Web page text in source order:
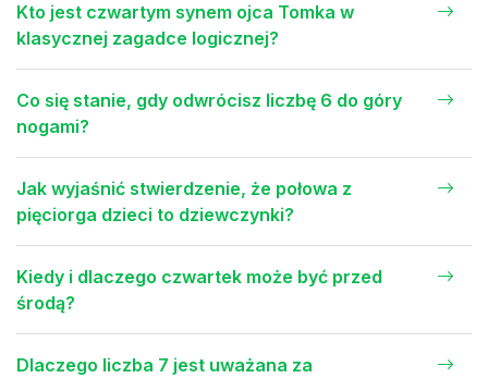
Kto jest czwartym synem ojca Tomka w
klasycznej zagadce logicznej?
Co się stanie, gdy odwrócisz liczbę 6 do góry
nogami?
Jak wyjaśnić stwierdzenie, że połowa z
pięciorga dzieci to dziewczynki?
Kiedy i dlaczego czwartek może być przed
środą?
Dlaczego liczba 7 jest uważana za